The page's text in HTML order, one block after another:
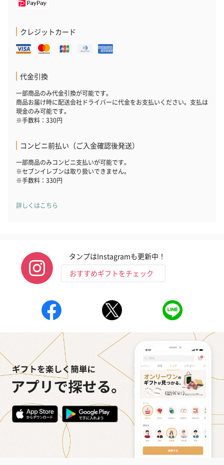
クレジットカード
代金引換
一部商品のみ代金引換が可能です。
商品お届け時に配送会社ドライバーに代金をお支払いください。支払は
現金のみ可能です。
※手数料：330円
コンビニ前払い（ご入金確認後発送）
一部商品のみコンビニ支払いが可能です。
※セブンイレブンは取り扱いできません。
※手数料：330円
詳しくはこちら
タンプはInstagramも更新中！
おすすめギフトをチェック